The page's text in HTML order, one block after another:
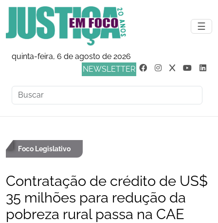
☰
quinta-feira, 6 de agosto de 2026
NEWSLETTER
Foco Legislativo
Contratação de crédito de US$
35 milhões para redução da
pobreza rural passa na CAE